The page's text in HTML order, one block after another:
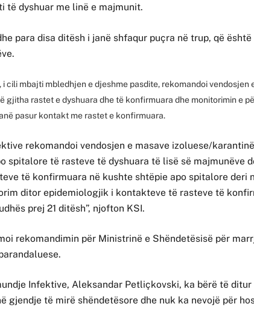
të dyshuar me linë e majmunit.
para disa ditësh i janë shfaqur puçra në trup, që është
cili mbajti mbledhjen e djeshme pasdite, rekomandoi vendosjen
gjitha rastet e dyshuara dhe të konfirmuara dhe monitorimin e
pasur kontakt me rastet e konfirmuara.
rekomandoi vendosjen e masave izoluese/
spitalore të rasteve të dyshuara të lisë së majmunëve
të konfirmuara në kushte shtëpie apo spitalore deri
ditor epidemiologjik i kontakteve të rasteve të
prej 21 ditësh”, njofton KSI.
rekomandimin për Ministrinë e Shëndetësisë për
Infektive, Aleksandar Petliçkovski, ka bërë të ditur
gjendje të mirë shëndetësore dhe nuk ka nevojë për